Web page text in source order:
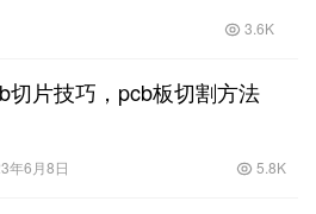
3.6K
切片技巧，pcb板切割方法
年6月8日 5.8K